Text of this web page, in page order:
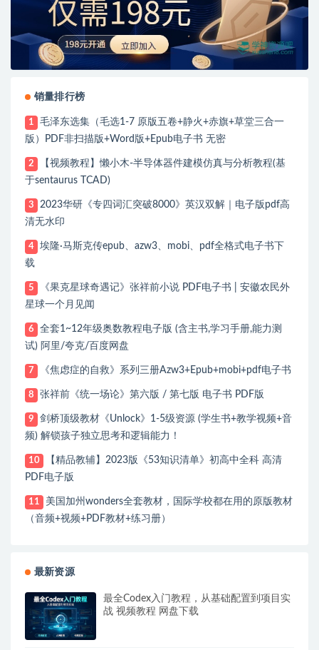
销量排行榜
1
毛泽东选集（毛选1-7 原版五卷+静火+赤旗+草堂三合一
版）PDF非扫描版+Word版+Epub电子书 无密
2
【视频教程】懒小木-半导体器件建模仿真与分析教程(基
于sentaurus TCAD)
3
2023华研《专四词汇突破8000》英汉双解｜电子版pdf高
清无水印
4
埃隆·马斯克传epub、azw3、mobi、pdf全格式电子书下
载
5
《果克星球奇遇记》张祥前小说 PDF电子书 | 安徽农民外
星球一个月见闻
6
全套1~12年级奥数教程电子版 (含主书,学习手册,能力测
试) 阿里/夸克/百度网盘
7 《焦虑症的自救》系列三册Azw3+Epub+mobi+pdf电子书
8 张祥前《统一场论》第六版 / 第七版 电子书 PDF版
9
剑桥顶级教材《Unlock》1-5级资源 (学生书+教学视频+音
频) 解锁孩子独立思考和逻辑能力！
10
【精品教辅】2023版《53知识清单》初高中全科 高清
PDF电子版
11
美国加州wonders全套教材，国际学校都在用的原版教材
（音频+视频+PDF教材+练习册）
最新资源
最全Codex入门教程，从基础配置到项目实
战 视频教程 网盘下载